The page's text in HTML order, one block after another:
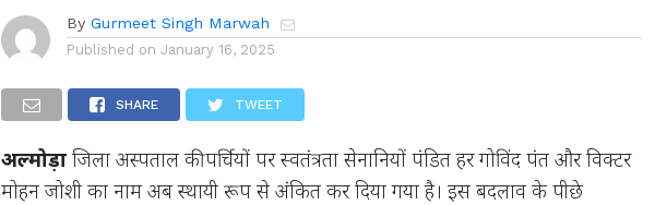
By Gurmeet Singh Marwah
Published on January 16, 2025
SHARE TWEET
अल्मोड़ा जिला अस्पताल की पर्चियों पर स्वतंत्रता सेनानियों पंडित हर गोविंद पंत और विक्टर
मोहन जोशी का नाम अब स्थायी रूप से अंकित कर दिया गया है। इस बदलाव के पीछे